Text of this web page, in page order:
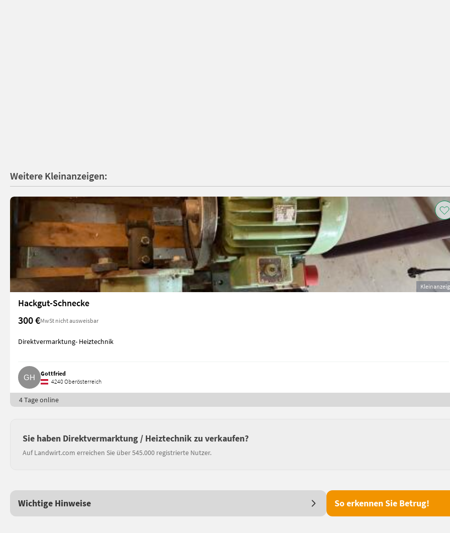
Weitere Kleinanzeigen:
Hackgut-Schnecke
300 €MwSt nicht ausweisbar
Direktvermarktung- Heiztechnik
Gottfried
4240 Oberösterreich
4 Tage online
Sie haben Direktvermarktung / Heiztechnik zu verkaufen?
Auf Landwirt.com erreichen Sie über 545.000 registrierte Nutzer.
Wichtige Hinweise So erkennen Sie Betrug!